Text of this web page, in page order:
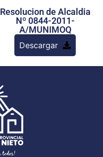
Transparencia
Seguridad
Programas
Resolucion de Alcaldia
Nº 0844-2011-
A/MUNIMOQ
Descargar